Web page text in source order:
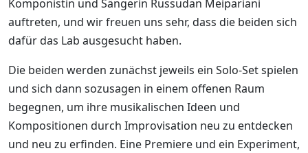
Komponistin und Sängerin Russudan Meipariani
auftreten, und wir freuen uns sehr, dass die beiden sich
dafür das Lab ausgesucht haben.
Die beiden werden zunächst jeweils ein Solo-Set spielen
und sich dann sozusagen in einem offenen Raum
begegnen, um ihre musikalischen Ideen und
Kompositionen durch Improvisation neu zu entdecken
und neu zu erfinden. Eine Premiere und ein Experiment,